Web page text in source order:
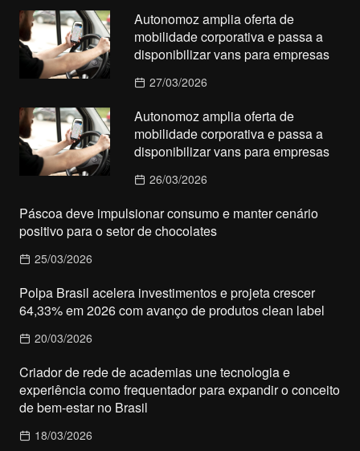
Autonomoz amplia oferta de
mobilidade corporativa e passa a
disponibilizar vans para empresas
27/03/2026
Autonomoz amplia oferta de
mobilidade corporativa e passa a
disponibilizar vans para empresas
26/03/2026
Páscoa deve impulsionar consumo e manter cenário
positivo para o setor de chocolates
25/03/2026
Polpa Brasil acelera investimentos e projeta crescer
64,33% em 2026 com avanço de produtos clean label
20/03/2026
Criador de rede de academias une tecnologia e
experiência como frequentador para expandir o conceito
de bem-estar no Brasil
18/03/2026